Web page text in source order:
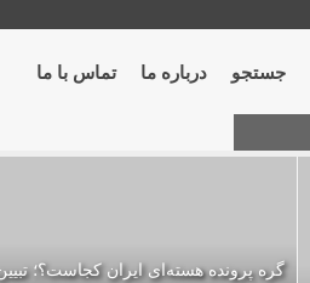
جستجو درباره ما تماس با ما
گره پرونده‌ هسته‌ای ایران کجاست؟؛